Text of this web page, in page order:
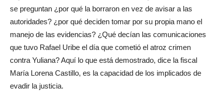
se preguntan ¿por qué la borraron en vez de avisar a las
autoridades? ¿por qué deciden tomar por su propia mano el
manejo de las evidencias? ¿Qué decían las comunicaciones
que tuvo Rafael Uribe el día que cometió el atroz crimen
contra Yuliana? Aquí lo que está demostrado, dice la fiscal
María Lorena Castillo, es la capacidad de los implicados de
evadir la justicia.